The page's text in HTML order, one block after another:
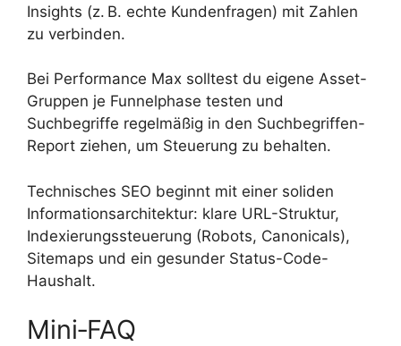
Insights (z. B. echte Kundenfragen) mit Zahlen
zu verbinden.
Bei Performance Max solltest du eigene Asset-
Gruppen je Funnelphase testen und
Suchbegriffe regelmäßig in den Suchbegriffen-
Report ziehen, um Steuerung zu behalten.
Technisches SEO beginnt mit einer soliden
Informationsarchitektur: klare URL-Struktur,
Indexierungssteuerung (Robots, Canonicals),
Sitemaps und ein gesunder Status-Code-
Haushalt.
Mini‑FAQ